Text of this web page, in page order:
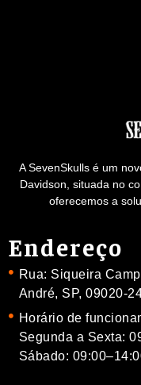
A SevenSkulls é um
Davidson, situada no
oferecemos a
Endereço
Rua: Siqueira
André, SP, 09020-
Horário de
Segunda a Sexta:
Sábado: